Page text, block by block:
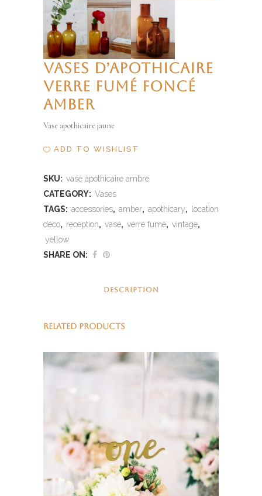
VASES D’APOTHICAIRE
VERRE FUMÉ FONCÉ
AMBER
Vase apothicaire jaune
ADD TO WISHLIST
SKU: vase apothicaire ambre
CATEGORY: Vases
TAGS: accessories, amber, apothicary,
location
deco, reception, vase, verre fumé, vintage,
yellow
SHARE ON:
DESCRIPTION
RELATED PRODUCTS